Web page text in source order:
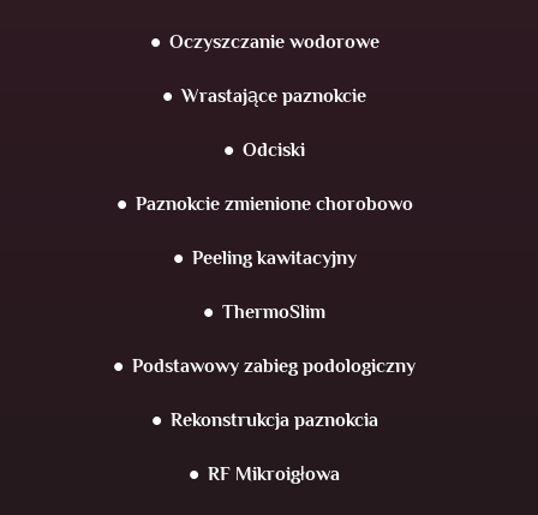
Oczyszczanie wodorowe
Wrastające paznokcie
Odciski
Paznokcie zmienione chorobowo
Peeling kawitacyjny
ThermoSlim
Podstawowy zabieg podologiczny
Rekonstrukcja paznokcia
RF Mikroigłowa